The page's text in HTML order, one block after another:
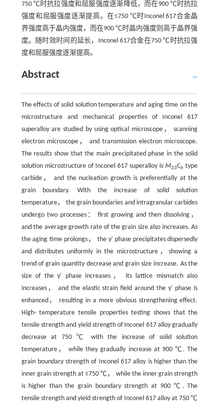
750 ℃时抗拉强度和屈服强度逐渐降低，而在900 ℃时抗拉
强度和屈服强度逐渐提高。在≤750 ℃时Inconel 617合金晶
界强度高于晶内强度，而在900 ℃时晶内强度则高于晶界强
度。随时效时间的延长，Inconel 617合金在750 ℃时抗拉强
度和屈服强度逐渐提高。
Abstract
The effects of solid solution temperature and aging time on the
microstructure and mechanical properties of Inconel 617
superalloy are studied by using optical microscope， scanning
electron microscope， and transmission electron microscope.
The results show that the main precipitated phase in the solid
solution microstructure of Inconel 617 superalloy isM23C6 type
carbide， and the nucleation growth is preferentially at the
grain boundary. With the increase of solid solution
temperature， the grain boundaries and intragranular carbides
undergo two processes： first growing and then dissolving，
and the average growth rate of the grain size also increases. As
the aging time prolongs， the γ′ phase precipitates dispersedly
and distributes uniformly in the microstructure，showing a
trend of grain quantity decrease and grain size increase. As the
size of the γ′ phase increases， its lattice mismatch also
increases， and the elastic strain field around the γ′ phase is
enhanced， resulting in a more obvious strengthening effect.
High- temperature tensile properties testing shows that the
tensile strength and yield strength of Inconel 617 alloy gradually
decrease at 750 ℃ with the increase of solid solution
temperature， while they gradually increase at 900 ℃. The
grain boundary strength of Inconel 617 alloy is higher than the
inner grain strength at ≤750 ℃， while the inner grain strength
is higher than the grain boundary strength at 900 ℃. The
tensile strength and yield strength of Inconel 617 alloy at 750 ℃